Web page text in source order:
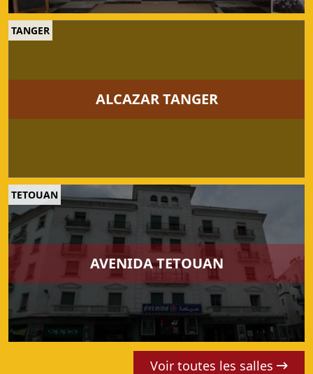
TANGER
ALCAZAR TANGER
TETOUAN
AVENIDA TETOUAN
Voir toutes les salles